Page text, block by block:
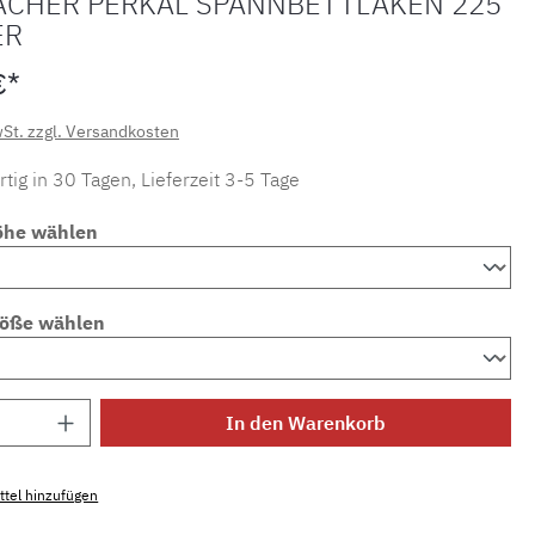
zzgl. Versandkosten
in 30 Tagen, Lieferzeit 3-5 Tage
wählen
wählen
Anzahl: Gib den gewünschten Wert ein
In den Warenkorb
hinzufügen